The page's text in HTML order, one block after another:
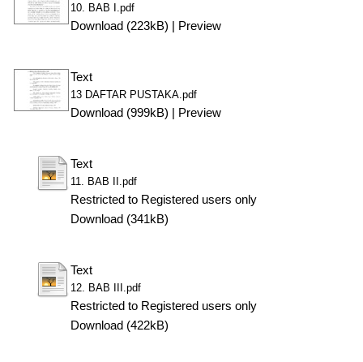
10. BAB I.pdf
Download (223kB) Preview
Text
13 DAFTAR PUSTAKA.pdf
Download (999kB) Preview
Text
11. BAB II.pdf
Restricted to Registered users only
Download (341kB)
Text
12. BAB III.pdf
Restricted to Registered users only
Download (422kB)